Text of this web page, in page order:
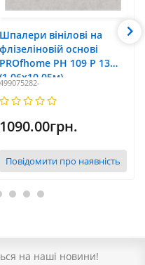
Шпалери вінілові на
флізеліновій основі
PROfhome РН 109 Р 13
(1,06x10,05м)
499075282-
1090.00грн.
Повідомити про наявність
на наші новини!